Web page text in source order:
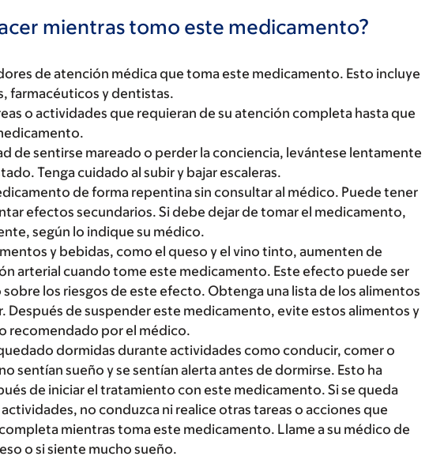
mientras tomo este medicamento?
de atención médica que toma este medicamento. Esto incluye
farmacéuticos y dentistas.
o actividades que requieran de su atención completa hasta que
de sentirse mareado o perder la conciencia, levántese lentamente
Tenga cuidado al subir y bajar escaleras.
de forma repentina sin consultar al médico. Puede tener
efectos secundarios. Si debe dejar de tomar el medicamento,
según lo indique su médico.
y bebidas, como el queso y el vino tinto, aumenten de
arterial cuando tome este medicamento. Este efecto puede ser
los riesgos de este efecto. Obtenga una lista de los alimentos
Después de suspender este medicamento, evite estos alimentos y
recomendado por el médico.
dormidas durante actividades como conducir, comer o
sentían sueño y se sentían alerta antes de dormirse. Esto ha
de iniciar el tratamiento con este medicamento. Si se queda
no conduzca ni realice otras tareas o acciones que
mientras toma este medicamento. Llame a su médico de
o si siente mucho sueño.